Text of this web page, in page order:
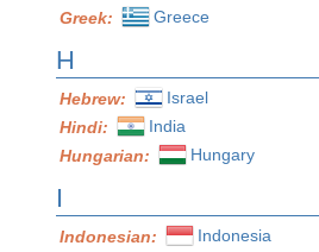
Greek:
Greece
H
Hebrew:
Israel
Hindi:
India
Hungarian:
Hungary
I
Indonesian:
Indonesia